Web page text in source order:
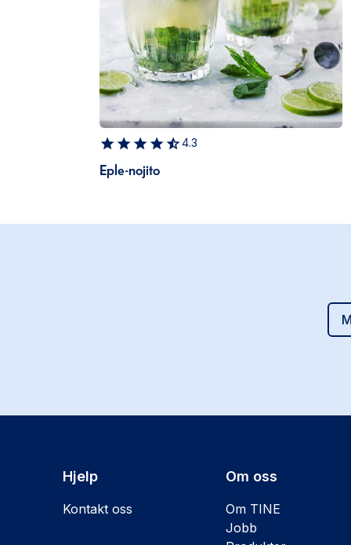
4.3
Eple-nojito
Hjelp
Kontakt oss
Om oss
Om TINE
Jobb